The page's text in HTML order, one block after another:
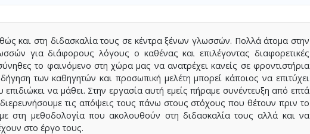
και στη διδασκαλία τους σε κέντρα ξένων γλωσσών. Πολλά άτομα στην
για διάφορους λόγους ο καθένας και επιλέγοντας διαφορετικές
το φαινόμενο στη χώρα μας να ανατρέχει κανείς σε φροντιστήρια
των καθηγητών και προσωπική μελέτη μπορεί κάποιος να επιτύχει
να μάθει. Στην εργασία αυτή εμείς πήραμε συνέντευξη από επτά
τις απόψεις τους πάνω στους στόχους που θέτουν πριν το
στη μεθοδολογία που ακολουθούν στη διδασκαλία τους αλλά και να
στο έργο τους.